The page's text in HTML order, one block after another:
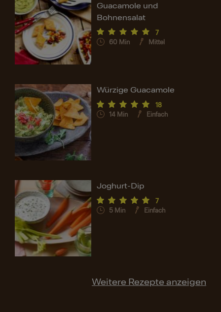
Guacamole und
Bohnensalat
7
60 Min Mittel
Würzige Guacamole
18
14 Min Einfach
Joghurt-Dip
7
5 Min Einfach
Weitere Rezepte anzeigen